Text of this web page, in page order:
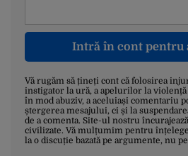
Intră în cont pentru
Vă rugăm să țineți cont că folosirea
instigator la ură, a apelurilor la
în mod abuziv, a aceluiași comentariu
ștergerea mesajului, ci și la
de a comenta. Site-ul nostru
civilizate. Vă mulțumim pentru
la o discuție bazată pe argumente, nu